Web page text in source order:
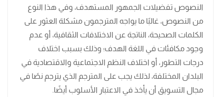
النصوص تفضيلات الجمهور المستهدف، وفي هذا النوع
من النصوص، غالبًا ما يواجه المترجمون مشكلة العثور على
الكلمات الصحيحة، الناتجة عن الاختلافات الثقافية، أو عدم
وجود مكافئات في اللغة الهدف؛ وذلك بسبب اختلاف
درجات التطور، أو اختلاف النظم الاجتماعية والاقتصادية في
البلدان المختلفة، لذلك يجب على المترجم الذي يترجم نصًا في
مجال التسويق أن يأخذ في الاعتبار الأسلوب أيضًا.